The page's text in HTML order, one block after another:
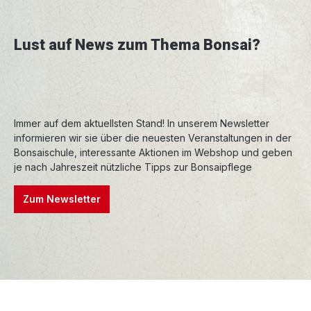
Daher sollte der Neuaustrieb rechtzeitig
selektiert, geschnitten und bei Bedarf gedrahtet
werden. Die Art ist außerdem recht robust und
wird kaum von Krankheiten befallen. Der
Felsen-Ahorn ist hitzeverträglich und steht als
licht- und wärmeliebende Art gerne in der
Lust auf News zum Thema Bonsai?
Immer auf dem aktuellsten Stand! In unserem Newsletter
informieren wir sie über die neuesten Veranstaltungen in der
Bonsaischule, interessante Aktionen im Webshop und geben
je nach Jahreszeit nützliche Tipps zur Bonsaipflege
Zum Newsletter